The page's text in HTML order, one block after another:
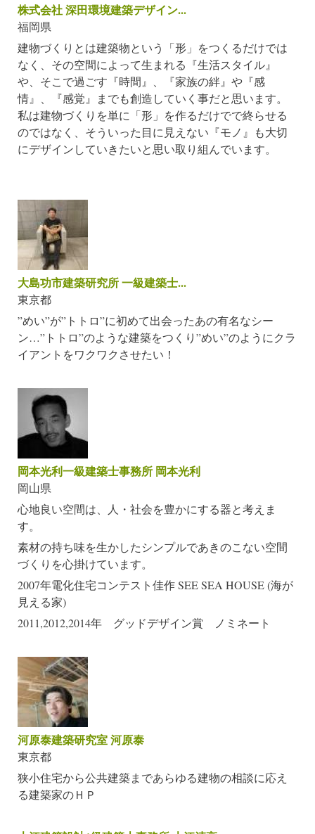
株式会社 深田環境建築デザイン...
福岡県
建物づくりとは建築物という「形」をつくるだけでは
なく、その空間によって生まれる『生活スタイル』
や、そこで過ごす『時間』、『家族の絆』や『感
情』、『感覚』までも創造していく事だと思います。
私は建物づくりを単に「形」を作るだけでで終らせる
のではなく、そういった目に見えない『モノ』も大切
にデザインしていきたいと思い取り組んでいます。
大島功市建築研究所 一級建築士...
東京都
”めい”が”トトロ”に初めて出会ったあの有名なシー
ン…”トトロ”のような建築をつくり”めい”のようにクラ
イアントをワクワクさせたい！
岡本光利一級建築士事務所 岡本光利
岡山県
心地良い空間は、人・社会を豊かにする器と考えま
す。
素材の持ち味を生かしたシンプルであきのこない空間
づくりを心掛けています。
2007年電化住宅コンテスト佳作 SEE SEA HOUSE (海が
見える家)
2011,2012,2014年 グッドデザイン賞 ノミネート
河原泰建築研究室 河原泰
東京都
狭小住宅から公共建築まであらゆる建物の相談に応え
る建築家のＨＰ